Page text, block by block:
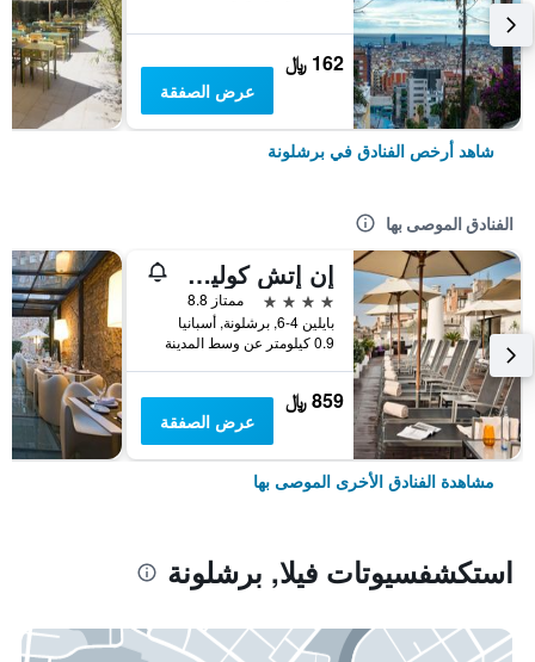
162 ﷼
عرض الصفقة
شاهد أرخص الفنادق في برشلونة
الفنادق الموصى بها
إن إتش كوليكشن برشلونة بوديوم
4 نجوم
ممتاز 8.8
بايلين 4-6, برشلونة, أسبانيا
0.9 كيلومتر عن وسط المدينة
859 ﷼
عرض الصفقة
مشاهدة الفنادق الأخرى الموصى بها
استكشفسيوتات فيلا, برشلونة